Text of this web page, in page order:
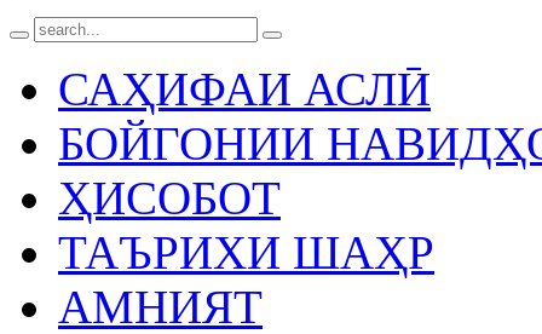
САҲИФАИ АСЛӢ
БОЙГОНИИ
ҲИСОБОТ
ТАЪРИХИ ШАҲР
АМНИЯТ